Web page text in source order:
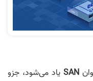
SANیاد می‌شود، جزو